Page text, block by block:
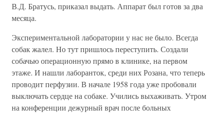
В.Д. Братусь, приказал выдать. Аппарат был готов за два
месяца.
Экспериментальной лаборатории у нас не было. Всегда
собак жалел. Но тут пришлось переступить. Создали
собачью операционную прямо в клинике, на первом
этаже. И нашли лаборанток, среди них Розана, что теперь
проводит перфузии. В начале 1958 года уже пробовали
выключать сердце на собаке. Учились выхаживать. Утром
на конференции дежурный врач после больных